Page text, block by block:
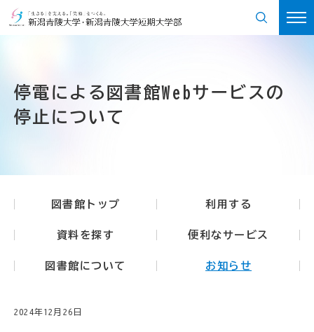
停電による図書館Webサービスの
停止について
図書館トップ 利用する
資料を探す 便利なサービス
図書館について お知らせ
2024年12月26日